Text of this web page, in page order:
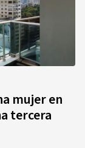
mujer en
tercera